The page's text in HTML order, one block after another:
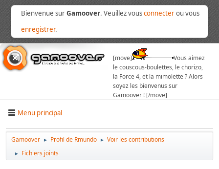
Bienvenue surGamoover. Veuillez vousconnecterou vous
enregistrer.
[move]
Vous aimez
le couscous-boulettes, le chorizo,
la Force 4, et la mimolette ? Alors
soyez les bienvenus sur
Gamoover ! [/move]
Menu principal
Gamoover ► Profil de Rmundo ► Voir les contributions
► Fichiers joints